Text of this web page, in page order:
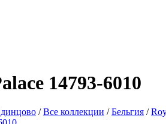
14793-6010
/ Все коллекции / Бельгия /